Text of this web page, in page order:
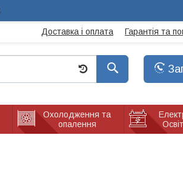
Доставка і оплата Гарантія та
Охолодження та
опалення